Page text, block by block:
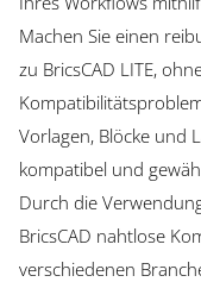
Machen Sie einen
zu BricsCAD LITE,
Vorlagen, Blöcke und
kompatibel und
Durch die
BricsCAD nahtlose
verschiedenen